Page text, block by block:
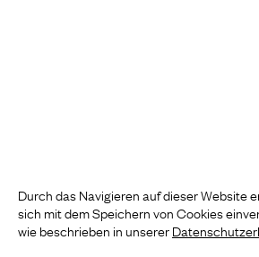
Durch das Navigieren auf dieser Website
sich mit dem Speichern von Cookies
wie beschrieben in unserer